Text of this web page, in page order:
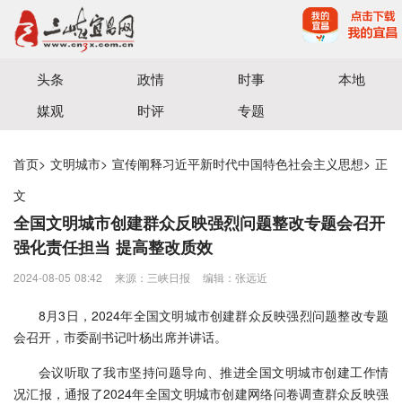
宜昌三峡融媒体中心主办
头条 政情 时事
本地
媒观
时评 专题
首页> 文明城市> 宣传阐释习近平新时代中国特色社会主义思想> 正
文
全国文明城市创建群众反映强烈问题整改专题会召开
强化责任担当 提高整改质效
2024-08-05 08:42 来源：三峡日报 编辑：张远近
8月3日，2024年全国文明城市创建群众反映强烈问题整改专题
会召开，市委副书记叶杨出席并讲话。
会议听取了我市坚持问题导向、推进全国文明城市创建工作情
况汇报，通报了2024年全国文明城市创建网络问卷调查群众反映强